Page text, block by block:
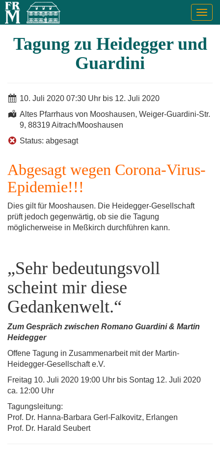
Tagung zu Heidegger und
Guardini
10. Juli 2020 07:30 Uhr bis 12. Juli 2020
Altes Pfarrhaus von Mooshausen, Weiger-Guardini-Str.
9, 88319 Aitrach/Mooshausen
Status: abgesagt
Abgesagt wegen Corona-Virus-
Epidemie!!!
Dies gilt für Mooshausen. Die Heidegger-Gesellschaft
prüft jedoch gegenwärtig, ob sie die Tagung
möglicherweise in Meßkirch durchführen kann.
„Sehr bedeutungsvoll
scheint mir diese
Gedankenwelt.“
Zum Gespräch zwischen Romano Guardini & Martin
Heidegger
Offene Tagung in Zusammenarbeit mit der Martin-
Heidegger-Gesellschaft e.V.
Freitag 10. Juli 2020 19:00 Uhr bis Sontag 12. Juli 2020
ca. 12:00 Uhr
Tagungsleitung:
Prof. Dr. Hanna-Barbara Gerl-Falkovitz, Erlangen
Prof. Dr. Harald Seubert